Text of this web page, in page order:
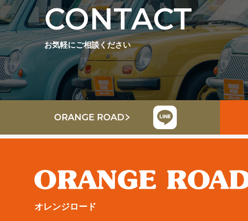
CONTACT
お気軽にご相談ください
ORANGE ROAD
オレンジロード